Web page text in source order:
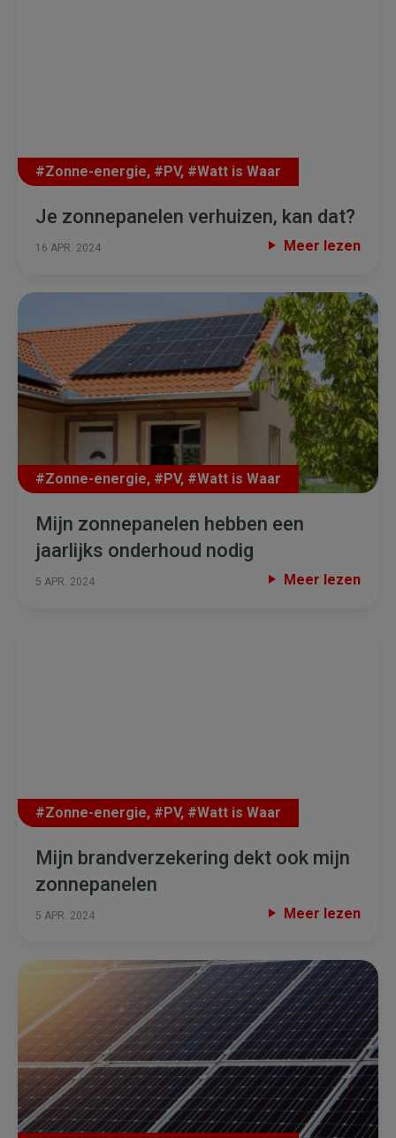
#Zonne-energie, #PV, #Watt is Waar
Je zonnepanelen verhuizen, kan dat?
16 APR. 2024 Meer lezen
#Zonne-energie, #PV, #Watt is Waar
Mijn zonnepanelen hebben een
jaarlijks onderhoud nodig
5 APR. 2024 Meer lezen
#Zonne-energie, #PV, #Watt is Waar
Mijn brandverzekering dekt ook mijn
zonnepanelen
5 APR. 2024 Meer lezen